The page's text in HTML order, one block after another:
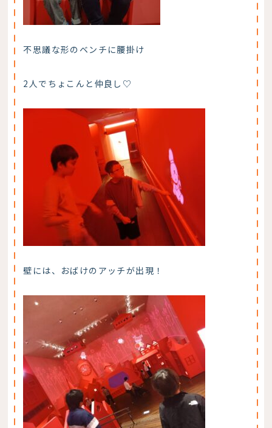
不思議な形のベンチに腰掛け
2人でちょこんと仲良し♡
壁には、おばけのアッチが出現！